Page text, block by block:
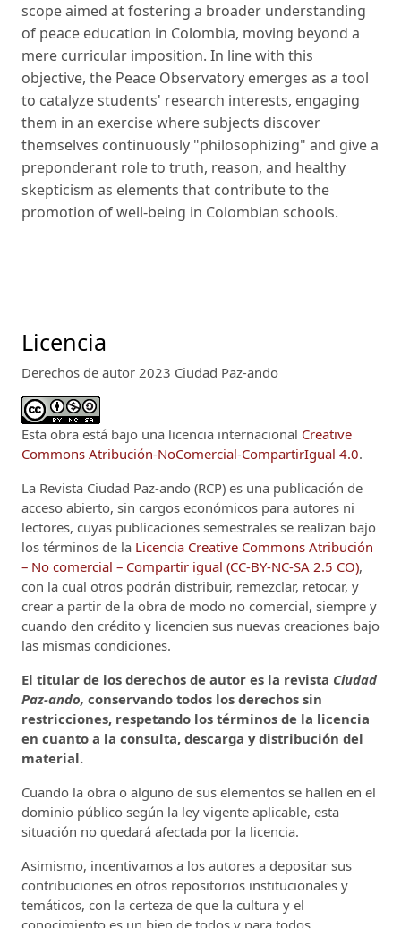
scope aimed at fostering a broader understanding
of peace education in Colombia, moving beyond a
mere curricular imposition. In line with this
objective, the Peace Observatory emerges as a tool
to catalyze students' research interests, engaging
them in an exercise where subjects discover
themselves continuously "philosophizing" and give a
preponderant role to truth, reason, and healthy
skepticism as elements that contribute to the
promotion of well-being in Colombian schools.
Licencia
Derechos de autor 2023 Ciudad Paz-ando
Esta obra está bajo una licencia internacional Creative
Commons Atribución-NoComercial-CompartirIgual 4.0.
La Revista Ciudad Paz-ando (RCP) es una publicación de
acceso abierto, sin cargos económicos para autores ni
lectores, cuyas publicaciones semestrales se realizan bajo
los términos de la Licencia Creative Commons Atribución
– No comercial – Compartir igual (CC-BY-NC-SA 2.5 CO),
con la cual otros podrán distribuir, remezclar, retocar, y
crear a partir de la obra de modo no comercial, siempre y
cuando den crédito y licencien sus nuevas creaciones bajo
las mismas condiciones.
El titular de los derechos de autor es la revista Ciudad
Paz-ando, conservando todos los derechos sin
restricciones, respetando los términos de la licencia
en cuanto a la consulta, descarga y distribución del
material.
Cuando la obra o alguno de sus elementos se hallen en el
dominio público según la ley vigente aplicable, esta
situación no quedará afectada por la licencia.
Asimismo, incentivamos a los autores a depositar sus
contribuciones en otros repositorios institucionales y
temáticos, con la certeza de que la cultura y el
conocimiento es un bien de todos y para todos.